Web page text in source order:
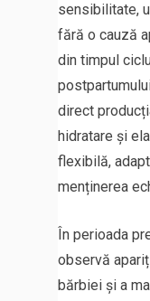
sensibilitate,
fără o cauză
din timpul
direct
hidratare și
flexibilă,
menținerea
În perioada
observă
bărbiei și a